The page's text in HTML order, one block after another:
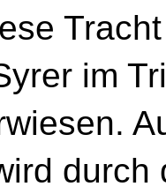
im
durch